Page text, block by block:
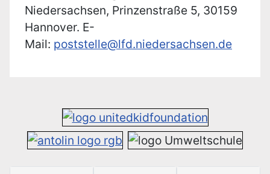
Niedersachsen, Prinzenstraße 5, 30159
Hannover. E-
Mail: poststelle@lfd.niedersachsen.de